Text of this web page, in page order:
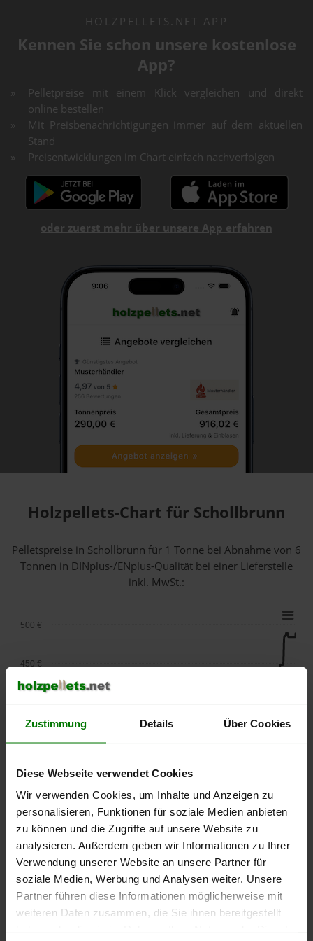
Zustimmung Details Über Cookies
Diese Webseite verwendet Cookies
Wir verwenden Cookies, um Inhalte und Anzeigen zu
personalisieren, Funktionen für soziale Medien anbieten
zu können und die Zugriffe auf unsere Website zu
analysieren. Außerdem geben wir Informationen zu Ihrer
Verwendung unserer Website an unsere Partner für
soziale Medien, Werbung und Analysen weiter. Unsere
Partner führen diese Informationen möglicherweise mit
weiteren Daten zusammen, die Sie ihnen bereitgestellt
HOLZPELLETS.NET APP
Kennen Sie schon unsere kostenlose
App?
Pelletpreise mit einem Klick vergleichen und direkt
online bestellen
Mit Preisbenachrichtigungen immer auf dem aktuellen
Stand
Preisentwicklungen im Chart einfach nachverfolgen
oder zuerst mehr über unsere App erfahren
Holzpellets-Chart für Schollbrunn
Pelletspreise in Schollbrunn für 1 Tonne bei Abnahmevon 6
Tonnen in DINplus-/ENplus-Qualität bei einer Lieferstelle
inkl. MwSt.:
lose Ware Sackware
September
Januar
Mai
250 €
300 €
350 €
450 €
500 €
Die aktuelle Preisentwicklung für Holzpellets in Deutschland
können Sie jederzeit auf unsererPelletspreise-Seite
nachvollziehen.